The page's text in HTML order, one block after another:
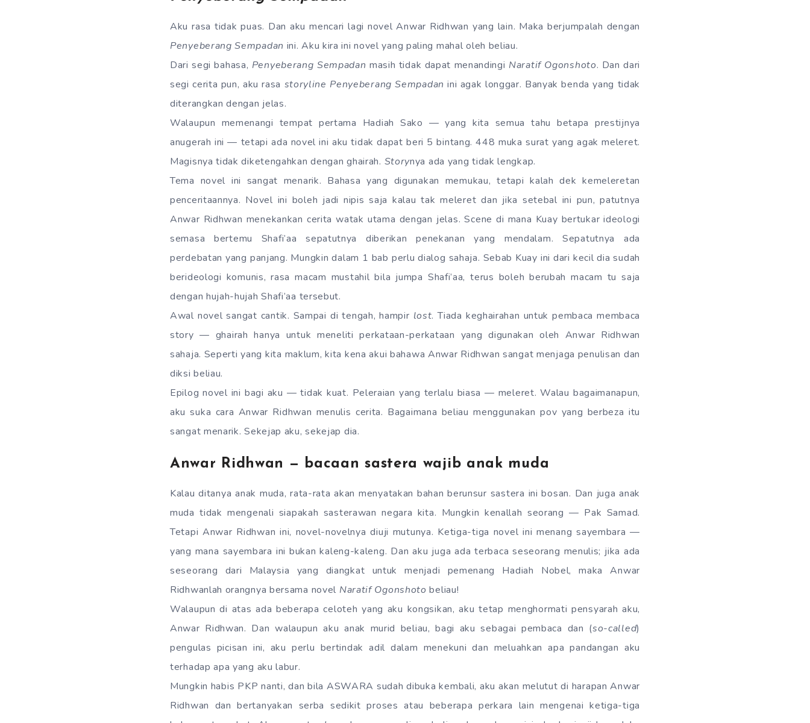
Aku rasa tidak puas. Dan aku mencari lagi novel Anwar Ridhwan yang lain. Maka berjumpalah dengan
Penyeberang Sempadan ini. Aku kira ini novel yang paling mahal oleh beliau.
Dari segi bahasa, Penyeberang Sempadan masih tidak dapat menandingi Naratif Ogonshoto. Dan dari
segi cerita pun, aku rasa storyline Penyeberang Sempadan ini agak longgar. Banyak benda yang tidak
diterangkan dengan jelas.
Walaupun memenangi tempat pertama Hadiah Sako — yang kita semua tahu betapa prestijnya
anugerah ini — tetapi ada novel ini aku tidak dapat beri 5 bintang. 448 muka surat yang agak meleret.
Magisnya tidak diketengahkan dengan ghairah. Storynya ada yang tidak lengkap.
Tema novel ini sangat menarik. Bahasa yang digunakan memukau, tetapi kalah dek kemeleretan
penceritaannya. Novel ini boleh jadi nipis saja kalau tak meleret dan jika setebal ini pun, patutnya
Anwar Ridhwan menekankan cerita watak utama dengan jelas. Scene di mana Kuay bertukar ideologi
semasa bertemu Shafi’aa sepatutnya diberikan penekanan yang mendalam. Sepatutnya ada
perdebatan yang panjang. Mungkin dalam 1 bab perlu dialog sahaja. Sebab Kuay ini dari kecil dia sudah
berideologi komunis, rasa macam mustahil bila jumpa Shafi’aa, terus boleh berubah macam tu saja
dengan hujah-hujah Shafi’aa tersebut.
Awal novel sangat cantik. Sampai di tengah, hampir lost. Tiada keghairahan untuk pembaca membaca
story — ghairah hanya untuk meneliti perkataan-perkataan yang digunakan oleh Anwar Ridhwan
sahaja. Seperti yang kita maklum, kita kena akui bahawa Anwar Ridhwan sangat menjaga penulisan dan
diksi beliau.
Epilog novel ini bagi aku — tidak kuat. Peleraian yang terlalu biasa — meleret. Walau bagaimanapun,
aku suka cara Anwar Ridhwan menulis cerita. Bagaimana beliau menggunakan pov yang berbeza itu
sangat menarik. Sekejap aku, sekejap dia.
Anwar Ridhwan — bacaan sastera wajib anak muda
Kalau ditanya anak muda, rata-rata akan menyatakan bahan berunsur sastera ini bosan. Dan juga anak
muda tidak mengenali siapakah sasterawan negara kita. Mungkin kenallah seorang — Pak Samad.
Tetapi Anwar Ridhwan ini, novel-novelnya diuji mutunya. Ketiga-tiga novel ini menang sayembara —
yang mana sayembara ini bukan kaleng-kaleng. Dan aku juga ada terbaca seseorang menulis; jika ada
seseorang dari Malaysia yang diangkat untuk menjadi pemenang Hadiah Nobel, maka Anwar
Ridhwanlah orangnya bersama novel Naratif Ogonshoto beliau!
Walaupun di atas ada beberapa celoteh yang aku kongsikan, aku tetap menghormati pensyarah aku,
Anwar Ridhwan. Dan walaupun aku anak murid beliau, bagi aku sebagai pembaca dan (so-called)
pengulas picisan ini, aku perlu bertindak adil dalam menekuni dan meluahkan apa pandangan aku
terhadap apa yang aku labur.
Mungkin habis PKP nanti, dan bila ASWARA sudah dibuka kembali, aku akan melutut di harapan Anwar
Ridhwan dan bertanyakan serba sedikit proses atau beberapa perkara lain mengenai ketiga-tiga